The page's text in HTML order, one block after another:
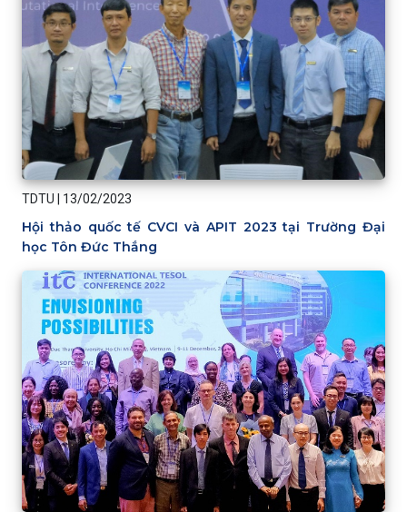
TDTU 13/02/2023
Hội thảo quốc tế CVCI và APIT 2023 tại Trường Đại
học Tôn Đức Thắng